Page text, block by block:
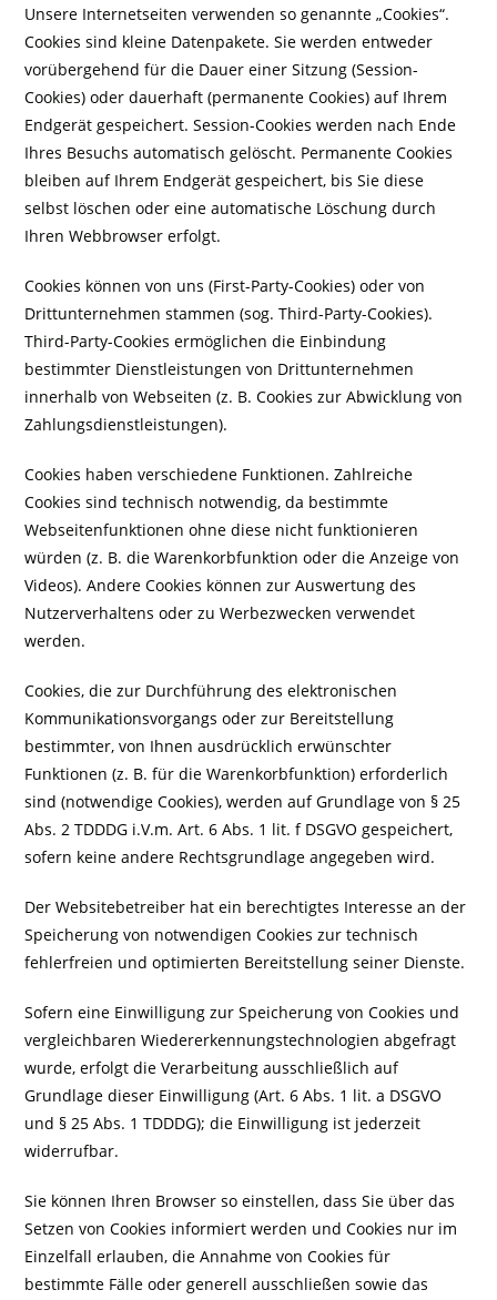
Unsere Internetseiten verwenden so genannte „Cookies“.
Cookies sind kleine Datenpakete. Sie werden entweder
vorübergehend für die Dauer einer Sitzung (Session-
Cookies) oder dauerhaft (permanente Cookies) auf Ihrem
Endgerät gespeichert. Session-Cookies werden nach Ende
Ihres Besuchs automatisch gelöscht. Permanente Cookies
bleiben auf Ihrem Endgerät gespeichert, bis Sie diese
selbst löschen oder eine automatische Löschung durch
Ihren Webbrowser erfolgt.
Cookies können von uns (First-Party-Cookies) oder von
Drittunternehmen stammen (sog. Third-Party-Cookies).
Third-Party-Cookies ermöglichen die Einbindung
bestimmter Dienstleistungen von Drittunternehmen
innerhalb von Webseiten (z. B. Cookies zur Abwicklung von
Zahlungsdienstleistungen).
Cookies haben verschiedene Funktionen. Zahlreiche
Cookies sind technisch notwendig, da bestimmte
Webseitenfunktionen ohne diese nicht funktionieren
würden (z. B. die Warenkorbfunktion oder die Anzeige von
Videos). Andere Cookies können zur Auswertung des
Nutzerverhaltens oder zu Werbezwecken verwendet
werden.
Cookies, die zur Durchführung des elektronischen
Kommunikationsvorgangs oder zur Bereitstellung
bestimmter, von Ihnen ausdrücklich erwünschter
Funktionen (z. B. für die Warenkorbfunktion) erforderlich
sind (notwendige Cookies), werden auf Grundlage von § 25
Abs. 2 TDDDG i.V.m. Art. 6 Abs. 1 lit. f DSGVO gespeichert,
sofern keine andere Rechtsgrundlage angegeben wird.
Der Websitebetreiber hat ein berechtigtes Interesse an der
Speicherung von notwendigen Cookies zur technisch
fehlerfreien und optimierten Bereitstellung seiner Dienste.
Sofern eine Einwilligung zur Speicherung von Cookies und
vergleichbaren Wiedererkennungstechnologien abgefragt
wurde, erfolgt die Verarbeitung ausschließlich auf
Grundlage dieser Einwilligung (Art. 6 Abs. 1 lit. a DSGVO
und § 25 Abs. 1 TDDDG); die Einwilligung ist jederzeit
widerrufbar.
Sie können Ihren Browser so einstellen, dass Sie über das
Setzen von Cookies informiert werden und Cookies nur im
Einzelfall erlauben, die Annahme von Cookies für
bestimmte Fälle oder generell ausschließen sowie das